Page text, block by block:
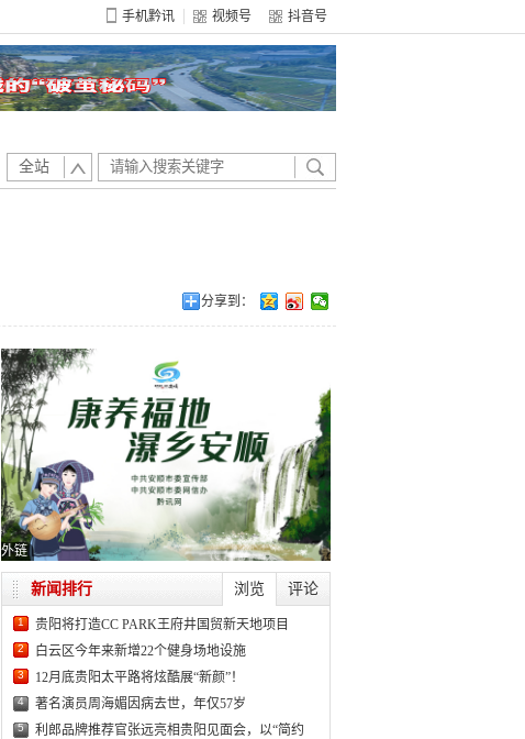
手机黔讯 视频号 抖音号
全站
分享到：
外链
浏览 评论
新闻排行
1 贵阳将打造CC PARK王府井国贸新天地项目
2 白云区今年来新增22个健身场地设施
3 12月底贵阳太平路将炫酷展“新颜”！
4 著名演员周海媚因病去世，年仅57岁
5 利郎品牌推荐官张远亮相贵阳见面会，以“简约